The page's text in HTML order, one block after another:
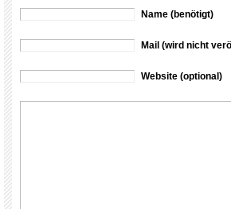
Name (benötigt)
Mail (wird nicht
Website (optional)